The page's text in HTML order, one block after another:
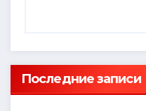
ni
ki
Последние записи